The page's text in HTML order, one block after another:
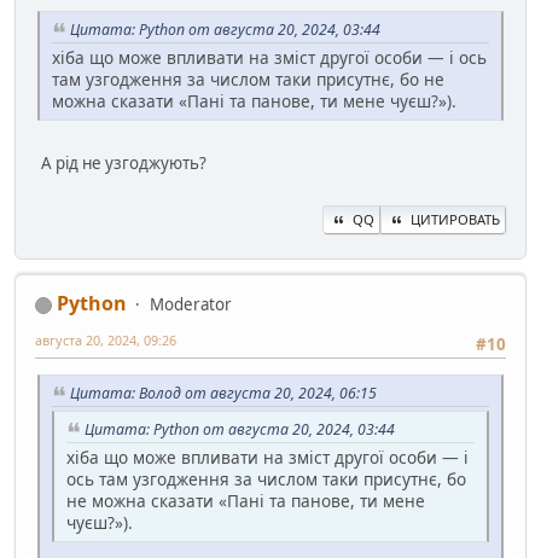
Цитата: Python от августа 20, 2024, 03:44
хіба що може впливати на зміст другої особи — і ось
там узгодження за числом таки присутнє, бо не
можна сказати «Пані та панове, ти мене чуєш?»).
А рід не узгоджують?
QQ ЦИТИРОВАТЬ
Python
Moderator
#10
августа 20, 2024, 09:26
Цитата: Волод от августа 20, 2024, 06:15
Цитата: Python от августа 20, 2024, 03:44
хіба що може впливати на зміст другої особи — і
ось там узгодження за числом таки присутнє, бо
не можна сказати «Пані та панове, ти мене
чуєш?»).